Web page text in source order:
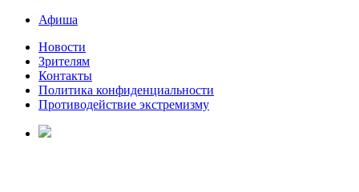
Афиша
Новости
Зрителям
Контакты
Политика конфиденциальности
Противодействие экстремизму